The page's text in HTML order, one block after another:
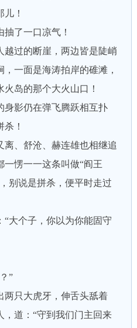
！
了一口凉气！
过的断崖，两边皆是陡峭
一面是海涛拍岸的碓滩，
岛的那个大火山口！
影仍在弹飞腾跃相互扑
！
、舒沧、赫连雄也相继追
愣一一这条叫做“阎王
别说是拼杀，便平时走过
个子，你以为你能固守
”
只大虎牙，伸舌头舐着
，道：“守到我们门主回来